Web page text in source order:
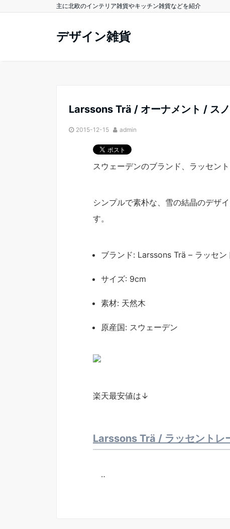
主に北欧のインテリア雑貨やキッチン雑貨などを紹介
デザイン雑貨
Larssons Trä / オーナメント / ス
2015-12-15 admin
スウェーデンのブランド、ラッセン
シンプルで素朴な、雪の結晶のデザ
す。
ブランド: Larssons Trä – ラッセ
サイズ: 9cm
素材: 天然木
原産国: スウェーデン
楽天最安値は↓
Larssons Trä / ラッセントレ
‥